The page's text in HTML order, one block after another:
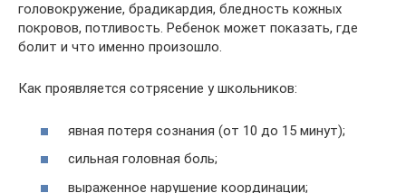
головокружение, брадикардия, бледность кожных
покровов, потливость. Ребенок может показать, где
болит и что именно произошло.
Как проявляется сотрясение у школьников:
явная потеря сознания (от 10 до 15 минут);
сильная головная боль;
выраженное нарушение координации;